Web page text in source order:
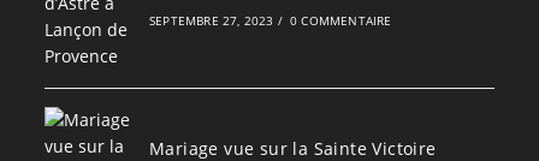
SEPTEMBRE 27, 2023 / 0 COMMENTAIRE
Mariage vue sur la Sainte Victoire